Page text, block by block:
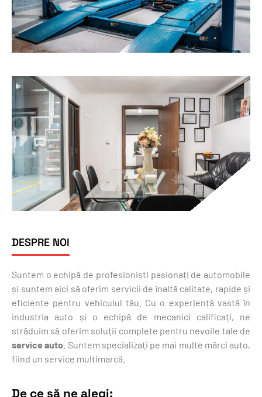
DESPRE NOI
Suntem o echipă de profesioniști pasionați de automobile
și suntem aici să oferim servicii de înaltă calitate, rapide și
eficiente pentru vehiculul tău. Cu o experiență vastă în
industria auto și o echipă de mecanici calificați, ne
străduim să oferim soluții complete pentru nevoile tale de
service auto . Suntem specializați pe mai multe mărci auto,
fiind un service multimarcă.
De ce să ne alegi: